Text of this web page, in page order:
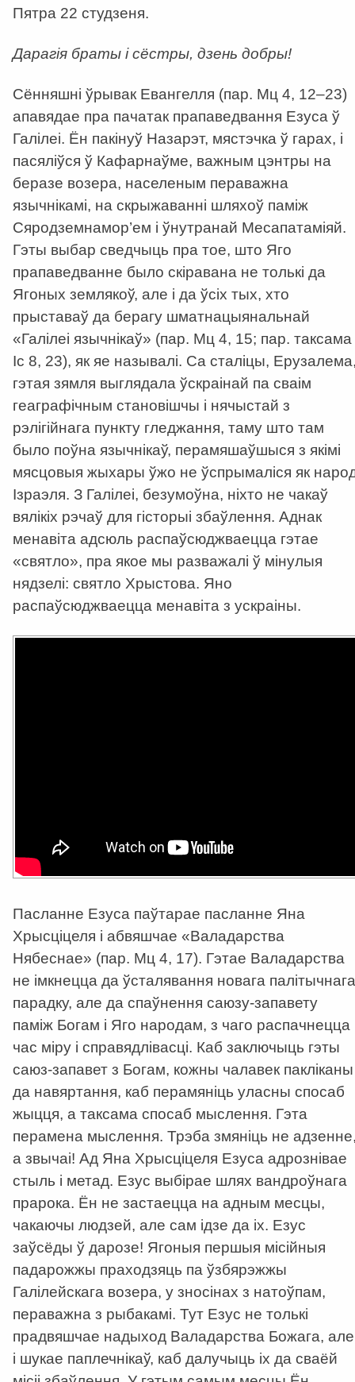
Пятра 22 студзеня.
Дарагія браты і сёстры, дзень добры!
Сённяшні ўрывак Евангелля (пар. Мц 4, 12–23)
апавядае пра пачатак прапаведвання Езуса ў
Галілеі. Ён пакінуў Назарэт, мястэчка ў гарах, і
пасяліўся ў Кафарнаўме, важным цэнтры на
беразе возера, населеным пераважна
язычнікамі, на скрыжаванні шляхоў паміж
Сяродземнамор’ем і ўнутранай Месапатаміяй.
Гэты выбар сведчыць пра тое, што Яго
прапаведванне было скіравана не толькі да
Ягоных землякоў, але і да ўсіх тых, хто
прыставаў да берагу шматнацыянальнай
«Галілеі язычнікаў» (пар. Мц 4, 15; пар. таксама
Іс 8, 23), як яе называлі. Са сталіцы,
гэтая зямля выглядала ўскраінай па сваім
геаграфічным становішчы і нячыстай з
рэлігійнага пункту гледжання, таму што там
было поўна язычнікаў, перамяшаўшыся з якімі
мясцовыя жыхары ўжо не ўспрымаліся як
Ізраэля. З Галілеі, безумоўна, ніхто не чакаў
вялікіх рэчаў для гісторыі збаўлення. Аднак
менавіта адсюль распаўсюджваецца гэтае
«святло», пра якое мы разважалі ў мінулыя
нядзелі: святло Хрыстова. Яно
распаўсюджваецца менавіта з ускраіны.
Пасланне Езуса паўтарае пасланне Яна
Хрысціцеля і абвяшчае «Валадарства
Нябеснае» (пар. Мц 4, 17). Гэтае Валадарства
не імкнецца да ўсталявання новага палітычнага
парадку, але да спаўнення саюзу-запавету
паміж Богам і Яго народам, з чаго распачнецца
час міру і справядлівасці. Каб заключыць гэты
саюз-запавет з Богам, кожны чалавек пакліканы
да навяртання, каб перамяніць уласны спосаб
жыцця, а таксама спосаб мыслення. Гэта
перамена мыслення. Трэба змяніць не
а звычаі! Ад Яна Хрысціцеля Езуса адрознівае
стыль і метад. Езус выбірае шлях вандроўнага
прарока. Ён не застаецца на адным месцы,
чакаючы людзей, але сам ідзе да іх. Езус
заўсёды ў дарозе! Ягоныя першыя місійныя
падарожжы праходзяць па ўзбярэжжы
Галілейскага возера, у зносінах з натоўпам,
пераважна з рыбакамі. Тут Езус не толькі
прадвяшчае надыход Валадарства Божага, але
і шукае паплечнікаў, каб далучыць іх да сваёй